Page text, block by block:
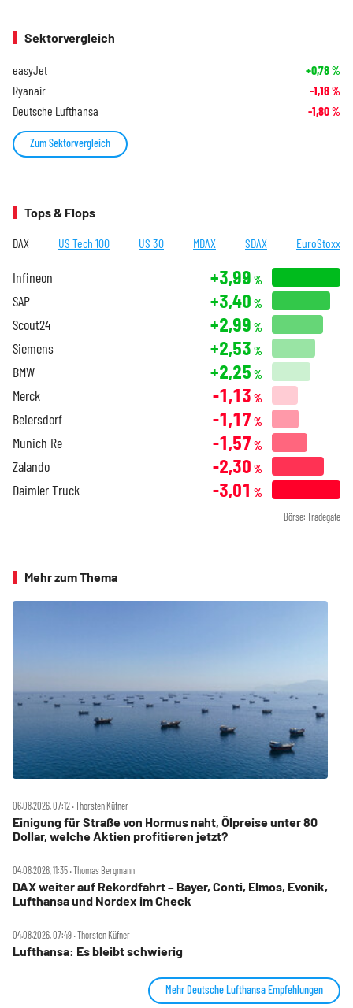
Sektorvergleich
easyJet +0,78%
Ryanair -1,18%
Deutsche Lufthansa -1,80%
Zum Sektorvergleich
Tops & Flops
DAX US Tech 100 US 30 MDAX SDAX EuroStoxx
Infineon +3,99 %
SAP +3,40 %
Scout24 +2,99 %
Siemens +2,53 %
BMW +2,25 %
Merck -1,13 %
Beiersdorf -1,17 %
Munich Re -1,57 %
Zalando -2,30 %
Daimler Truck -3,01 %
Börse: Tradegate
Mehr zum Thema
06.08.2026, 07:12 ‧ Thorsten Küfner
Einigung für Straße von Hormus naht, Ölpreise unter 80
Dollar, welche Aktien profitieren jetzt?
04.08.2026, 11:35 ‧ Thomas Bergmann
DAX weiter auf Rekordfahrt – Bayer, Conti, Elmos, Evonik,
Lufthansa und Nordex im Check
04.08.2026, 07:49 ‧ Thorsten Küfner
Lufthansa: Es bleibt schwierig
Mehr Deutsche Lufthansa Empfehlungen